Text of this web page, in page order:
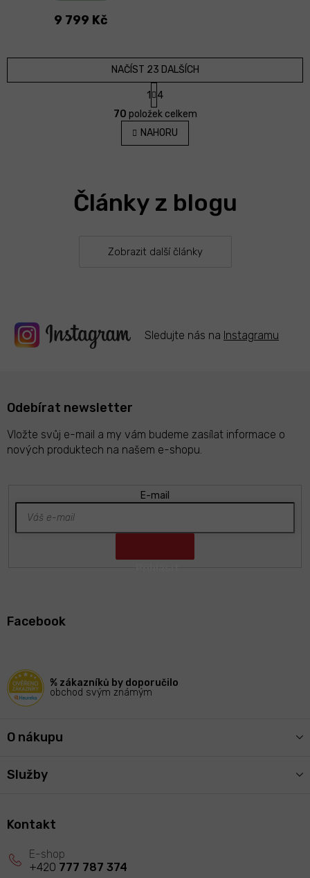
9 799 Kč
O
v
l
á
í
p
k
s
u
NAČÍST 23 DALŠÍCH
S
t
r
á
n
k
í
1
4
70 položek celkem
NAHORU
Články z blogu
Zobrazit další články
Sledujte nás na Instagramu
Odebírat newsletter
Vložte svůj e-mail a my vám budeme zasílat informace o
nových produktech na našem e-shopu.
E-mail
Facebook
% zákazníků by doporučilo
obchod svým známým
O nákupu
Služby
Kontakt
+420 777 787 374